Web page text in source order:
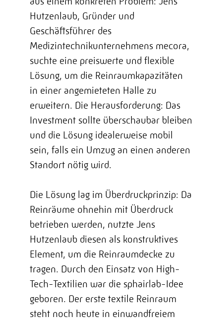
Hutzenlaub, Gründer und
Geschäftsführer des
Medizintechnikunternehmens mecora,
suchte eine preiswerte und flexible
Lösung, um die Reinraumkapazitäten
in einer angemieteten Halle zu
erweitern. Die Herausforderung: Das
Investment sollte überschaubar bleiben
und die Lösung idealerweise mobil
sein, falls ein Umzug an einen anderen
Standort nötig wird.
Die Lösung lag im Überdruckprinzip: Da
Reinräume ohnehin mit Überdruck
betrieben werden, nutzte Jens
Hutzenlaub diesen als konstruktives
Element, um die Reinraumdecke zu
tragen. Durch den Einsatz von High-
Tech-Textilien war die sphairlab-Idee
geboren. Der erste textile Reinraum
steht noch heute in einwandfreiem